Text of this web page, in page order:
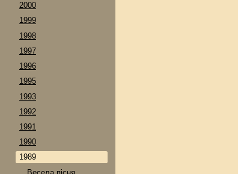
2000
1999
1998
1997
1996
1995
1993
1992
1991
1990
1989